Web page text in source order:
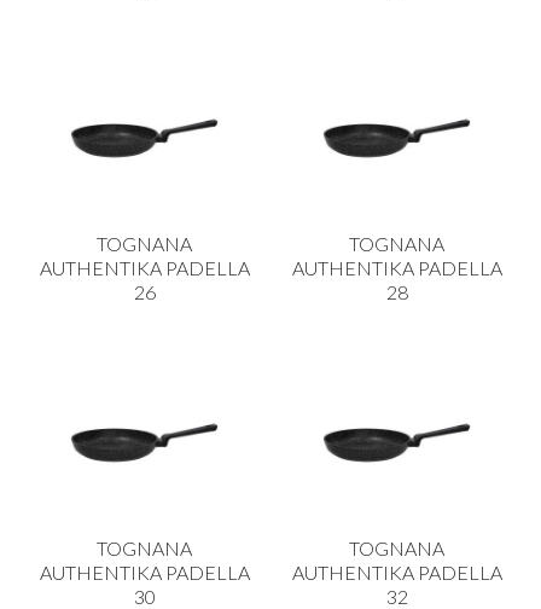
TOGNANA
AUTHENTIKA PADELLA
26
TOGNANA
AUTHENTIKA PADELLA
28
TOGNANA
AUTHENTIKA PADELLA
30
TOGNANA
AUTHENTIKA PADELLA
32